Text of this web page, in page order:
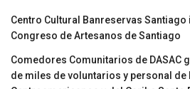
Centro Cultural Banreservas
Congreso de Artesanos de Santiago
Comedores Comunitarios de DASAC
de miles de voluntarios y personal de